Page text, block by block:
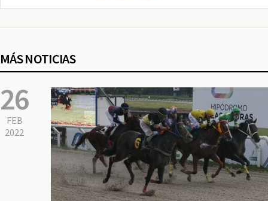
MÁS NOTICIAS
26
FEB
2022